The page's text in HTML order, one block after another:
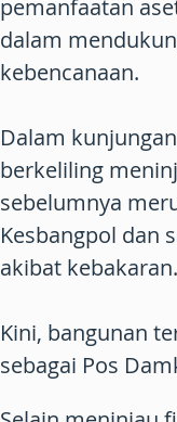
pemanfaatan
dalam
kebencanaan.
Dalam
berkeliling
sebelumnya
Kesbangpol dan
akibat kebakaran.
Kini, bangunan
sebagai Pos